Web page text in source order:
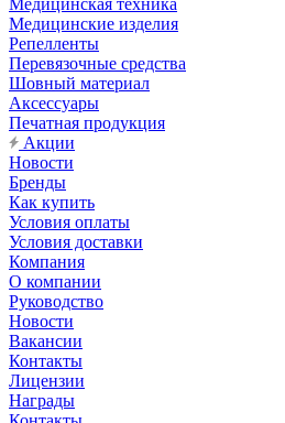
Медицинская техника
Медицинские изделия
Репелленты
Перевязочные средства
Шовный материал
Аксессуары
Печатная продукция
Акции
Новости
Бренды
Как купить
Условия оплаты
Условия доставки
Компания
О компании
Руководство
Новости
Вакансии
Контакты
Лицензии
Награды